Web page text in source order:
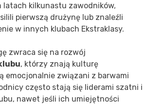
latach kilkunastu zawodników,
pierwszą drużynę lub znaleźli
w innych klubach Ekstraklasy.
zwraca się na rozwój
, którzy znają kulturę
emocjonalnie związani z barwami
często stają się liderami szatni i
nawet jeśli ich umiejętności